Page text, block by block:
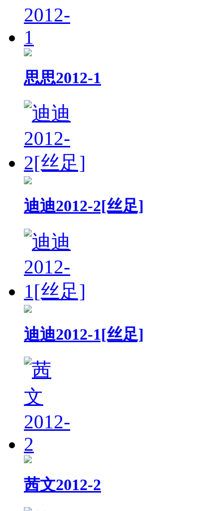
思思2012-1
迪迪2012-2[丝足]
迪迪2012-1[丝足]
茜文2012-2